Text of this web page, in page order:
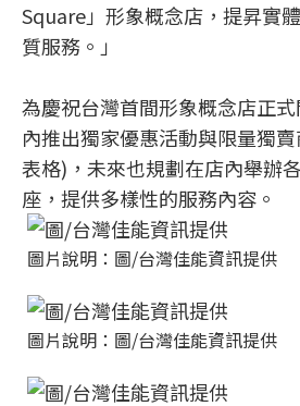
Square」形象概念店，提昇實
質服務。」
為慶祝台灣首間形象概念店正
內推出獨家優惠活動與限量獨
表格)，未來也規劃在店內舉辦
座，提供多樣性的服務內容。
圖片說明：圖/台灣佳能資訊提供
圖片說明：圖/台灣佳能資訊提供